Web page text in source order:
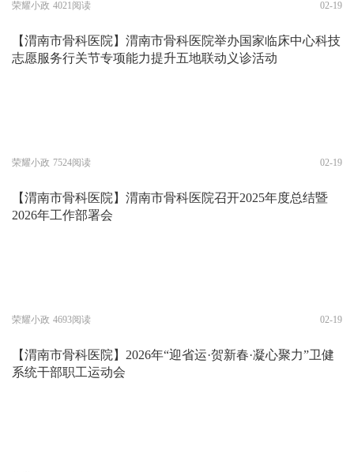
荣耀小政 4021阅读 02-19
【渭南市骨科医院】渭南市骨科医院举办国家临床中心科技
志愿服务行关节专项能力提升五地联动义诊活动
荣耀小政 7524阅读 02-19
【渭南市骨科医院】渭南市骨科医院召开2025年度总结暨
2026年工作部署会
荣耀小政 4693阅读 02-19
【渭南市骨科医院】2026年“迎省运·贺新春·凝心聚力”卫健
系统干部职工运动会